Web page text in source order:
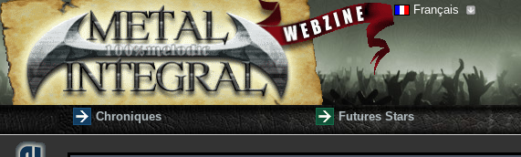
Français
Chroniques Futures Stars